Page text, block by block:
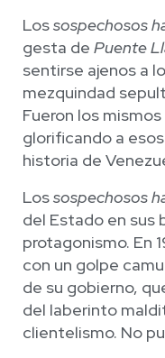
Lossospechosos
gesta de Puente
sentirse ajenos a
mezquindad
Fueron los
glorificando a
historia de
Lossospechosos
del Estado en sus
protagonismo. En
con un golpe
de su gobierno,
del laberinto
clientelismo. No